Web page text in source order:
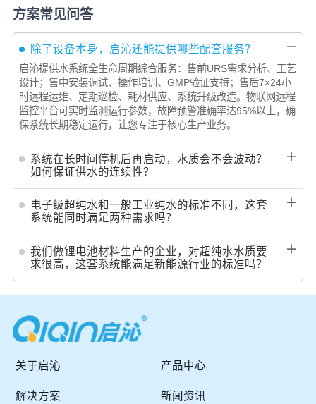
方案常见问答
除了设备本身，启沁还能提供哪些配套服务？ －
启沁提供水系统全生命周期综合服务：售前URS需求分析、工艺
设计；售中安装调试、操作培训、GMP验证支持；售后7×24小
时远程运维、定期巡检、耗材供应、系统升级改造。物联网远程
监控平台可实时监测运行参数，故障预警准确率达95%以上，确
保系统长期稳定运行，让您专注于核心生产业务。
系统在长时间停机后再启动，水质会不会波动？
如何保证供水的连续性？
＋
电子级超纯水和一般工业纯水的标准不同，这套
系统能同时满足两种需求吗？
＋
我们做锂电池材料生产的企业，对超纯水水质要
求很高，这套系统能满足新能源行业的标准吗？
＋
关于启沁 产品中心
解决方案 新闻资讯